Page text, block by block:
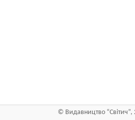
© Видавництво “Світич”,